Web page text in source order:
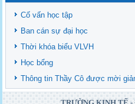
Cố vấn học tập
Ban cán sự đại học
Thời khóa biểu VLVH
Học bổng
Thông tin Thầy Cô được mời